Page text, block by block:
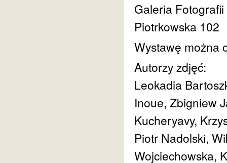
Galeria
Piotrkowska 102
Wystawę można
Autorzy zdjęć:
Leokadia
Inoue, Zbigniew
Kucheryavy,
Piotr Nadolski,
Wojciechowska,